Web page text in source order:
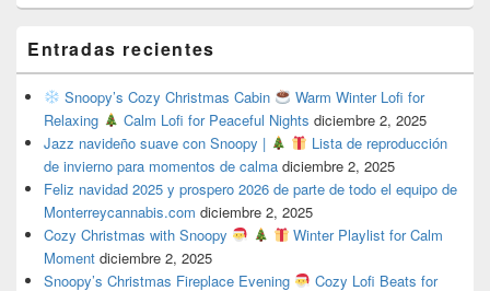
Entradas recientes
Snoopy’s Cozy Christmas Cabin
Warm Winter Lofi for
Relaxing
Calm Lofi for Peaceful Nights diciembre 2, 2025
Jazz navideño suave con Snoopy |
Lista de reproducción
de invierno para momentos de calma diciembre 2, 2025
Feliz navidad 2025 y prospero 2026 de parte de todo el equipo de
Monterreycannabis.com diciembre 2, 2025
Cozy Christmas with Snoopy
Winter Playlist for Calm
Moment diciembre 2, 2025
Snoopy’s Christmas Fireplace Evening
Cozy Lofi Beats for